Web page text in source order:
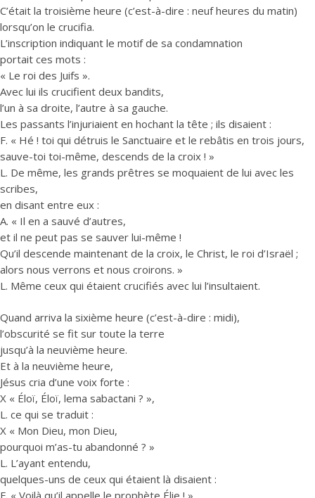
C’était la troisième heure (c’est-à-dire : neuf heures du matin)
lorsqu’on le crucifia.
L’inscription indiquant le motif de sa condamnation
portait ces mots :
« Le roi des Juifs ».
Avec lui ils crucifient deux bandits,
l’un à sa droite, l’autre à sa gauche.
Les passants l’injuriaient en hochant la tête ; ils disaient :
F. « Hé ! toi qui détruis le Sanctuaire et le rebâtis en trois jours,
sauve-toi toi-même, descends de la croix ! »
L. De même, les grands prêtres se moquaient de lui avec les
scribes,
en disant entre eux :
A. « Il en a sauvé d’autres,
et il ne peut pas se sauver lui-même !
Qu’il descende maintenant de la croix, le Christ, le roi d’Israël ;
alors nous verrons et nous croirons. »
L. Même ceux qui étaient crucifiés avec lui l’insultaient.
Quand arriva la sixième heure (c’est-à-dire : midi),
l’obscurité se fit sur toute la terre
jusqu’à la neuvième heure.
Et à la neuvième heure,
Jésus cria d’une voix forte :
X « Éloï, Éloï, lema sabactani ? »,
L. ce qui se traduit :
X « Mon Dieu, mon Dieu,
pourquoi m’as-tu abandonné ? »
L. L’ayant entendu,
quelques-uns de ceux qui étaient là disaient :
F. « Voilà qu’il appelle le prophète Élie ! »